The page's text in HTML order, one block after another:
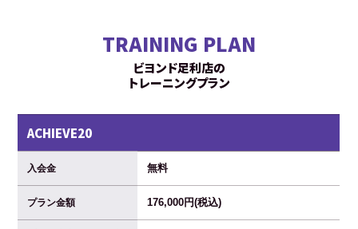
TRAINING PLAN
ビヨンド足利店の
トレーニングプラン
ACHIEVE20
入会金 無料
プラン金額 176,000円(税込)